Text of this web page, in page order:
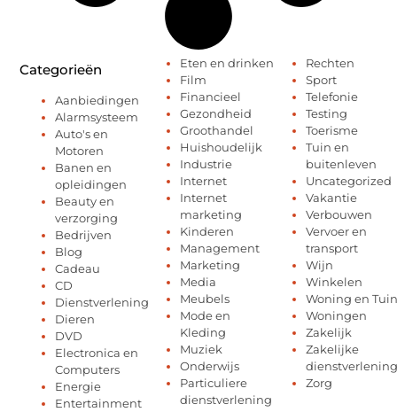
Categorieën
Aanbiedingen
Alarmsysteem
Auto's en
Motoren
Banen en
opleidingen
Beauty en
verzorging
Bedrijven
Blog
Cadeau
CD
Dienstverlening
Dieren
DVD
Electronica en
Computers
Energie
Entertainment
Eten en drinken
Film
Financieel
Gezondheid
Groothandel
Huishoudelijk
Industrie
Internet
Internet
marketing
Kinderen
Management
Marketing
Media
Meubels
Mode en
Kleding
Muziek
Onderwijs
Particuliere
dienstverlening
Rechten
Sport
Telefonie
Testing
Toerisme
Tuin en
buitenleven
Uncategorized
Vakantie
Verbouwen
Vervoer en
transport
Wijn
Winkelen
Woning en Tuin
Woningen
Zakelijk
Zakelijke
dienstverlening
Zorg